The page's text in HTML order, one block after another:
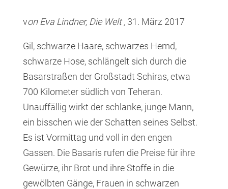
von Eva Lindner, Die Welt , 31. März 2017
Gil, schwarze Haare, schwarzes Hemd,
schwarze Hose, schlängelt sich durch die
Basarstraßen der Großstadt Schiras, etwa
700 Kilometer südlich von Teheran.
Unauffällig wirkt der schlanke, junge Mann,
ein bisschen wie der Schatten seines Selbst.
Es ist Vormittag und voll in den engen
Gassen. Die Basaris rufen die Preise für ihre
Gewürze, ihr Brot und ihre Stoffe in die
gewölbten Gänge, Frauen in schwarzen